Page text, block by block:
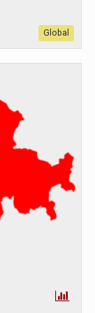
Global